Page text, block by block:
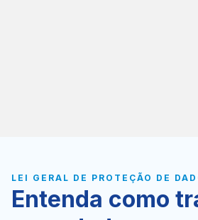
LEI GERAL DE PROTEÇÃO DE
Entenda como